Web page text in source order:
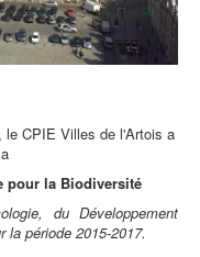
, le CPIE Villes de l'Artois a
pour la Biodiversité
du Développement
la période 2015-2017.